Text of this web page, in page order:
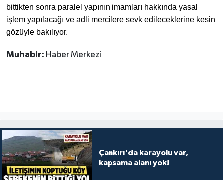
bittikten sonra paralel yapının imamları hakkında yasal
işlem yapılacağı ve adli mercilere sevk edileceklerine kesin
gözüyle bakılıyor.
Muhabir: Haber Merkezi
Çankırı'da karayolu var,
kapsama alanı yok!